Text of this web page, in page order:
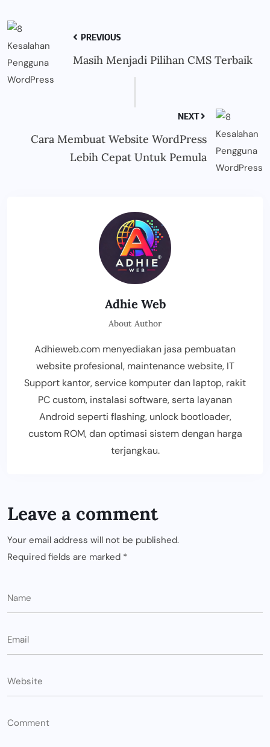
PREVIOUS
Masih Menjadi Pilihan CMS Terbaik
NEXT
Cara Membuat Website WordPress
Lebih Cepat Untuk Pemula
Adhie Web
About Author
Adhieweb.com menyediakan jasa pembuatan
website profesional, maintenance website, IT
Support kantor, service komputer dan laptop, rakit
PC custom, instalasi software, serta layanan
Android seperti flashing, unlock bootloader,
custom ROM, dan optimasi sistem dengan harga
terjangkau.
Leave a comment
Your email address will not be published.
Required fields are marked *